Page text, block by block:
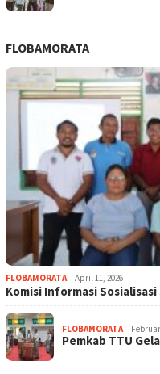
FLOBAMORATA
FLOBAMORATA April 11, 2026
Komisi Informasi
FLOBAMORATA
Pemkab TTU